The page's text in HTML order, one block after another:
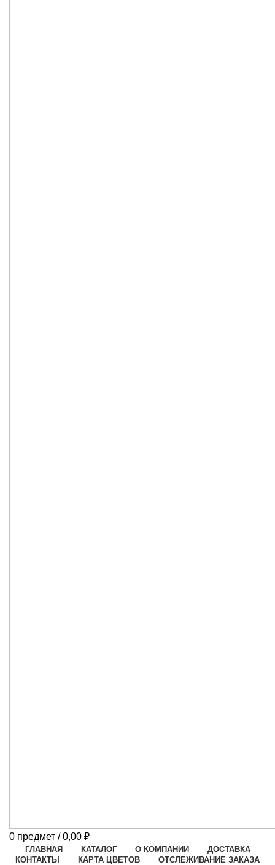
0 предмет / 0,00 ₽
ГЛАВНАЯ КАТАЛОГ О КОМПАНИИ
ДОСТАВКА
КОНТАКТЫ
КАРТА ЦВЕТОВ
ОТСЛЕЖИВАНИЕ ЗАКАЗА